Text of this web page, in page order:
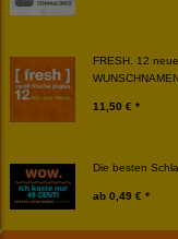
FRESH. 12
11,50 € *
Die besten
ab 0,49 € *